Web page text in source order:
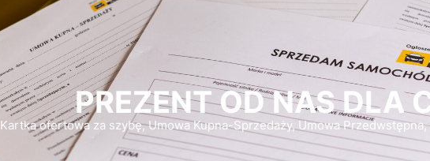
PREZENT OD NAS DLA
Kartka ofertowa za szybę, Umowa Kupna-Sprzedaży, Umowa